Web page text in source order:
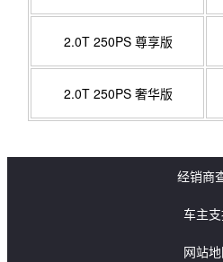
2.0T 250PS 尊享版
2.0T 250PS 奢华版
经销商
捷豹经销
车主
捷豹车主
网站